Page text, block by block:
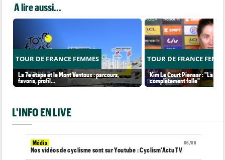
A lire aussi...
TOUR DE FRANCE FEMMES
La 7e étape et le Mont Ventoux : parcours,
favoris, profil…
TOUR DE FRANCE
Kim Le Court Pienaar : "La
complètement folle"
L'INFO EN LIVE
06/08
Média
Nos vidéos de cyclisme sont sur Youtube : Cyclism'Actu TV